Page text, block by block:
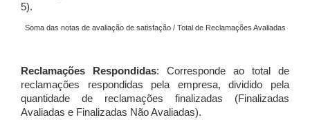
5).
Soma das notas de avaliação de satisfação / Total de Reclamações Avaliadas
Reclamações Respondidas: Corresponde ao total de
reclamações respondidas pela empresa, dividido pela
quantidade de reclamações finalizadas (Finalizadas
Avaliadas e Finalizadas Não Avaliadas).